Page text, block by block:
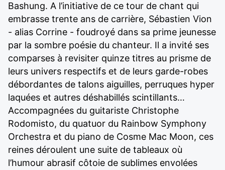
Bashung. A l’initiative de ce tour de chant qui
embrasse trente ans de carrière, Sébastien Vion
- alias Corrine - foudroyé dans sa prime jeunesse
par la sombre poésie du chanteur. Il a invité ses
comparses à revisiter quinze titres au prisme de
leurs univers respectifs et de leurs garde-robes
débordantes de talons aiguilles, perruques hyper
laquées et autres déshabillés scintillants…
Accompagnées du guitariste Christophe
Rodomisto, du quatuor du Rainbow Symphony
Orchestra et du piano de Cosme Mac Moon, ces
reines déroulent une suite de tableaux où
l’humour abrasif côtoie de sublimes envolées